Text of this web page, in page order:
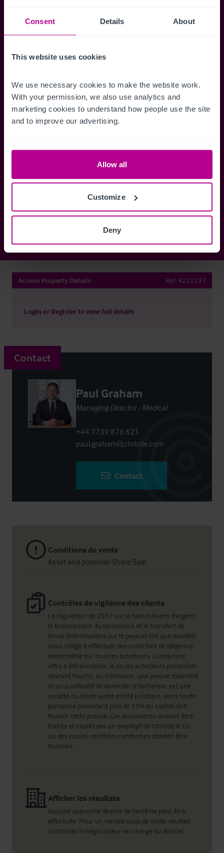
Consent Details About
This website uses cookies
We use necessary cookies to make the website work.
With your permission, we also use analytics and
marketing cookies to understand how people use the site
and to improve our advertising.
Allow all
Customize
Deny
Accéder à tous les détails
complètes sur les ventes, des cartes
des visites, des brochures et bien
plus encore.
des alertes.
Register Now
Vous avez déjà un compte?
Access Property Details Ref: 4222337
Login or Registerto view full details
Conditions de vente
Asset and potential Share Sale
Contrôles de vigilance des clients
La régulation de 2017 sur le blanchiment d'argent,
le financement du terrorisme et le transfert de
fonds (informations sur le payeur) (tel que modifié)
nous oblige à effectuer des contrôles de diligence
raisonnable sur tous les acheteurs. Lorsqu'une
offre a été acceptée, le ou les acheteurs potentiels
devront fournir, au minimum, une preuve d'identité
et un justificatif de domicile; si l'acheteur est une
société ou toute autre entité juridique, alors toute
personne possédant plus de 25% du capital doit
fournir cette preuve. Ces documents doivent être
traités et copiés par un employé de Christie & Co,
ou des copies certifiées conformes doivent être
fournies.
Afficher les résultats
Aucune approche directe de l'actif ne peut être
effectuée. Pour un rendez-vous de visite, veuillez
contacter le négociateur en charge du dossier
Contact
Paul Graham
Managing Director - Medical
+44 7739 876 621
paul.graham@christie.com
Contact